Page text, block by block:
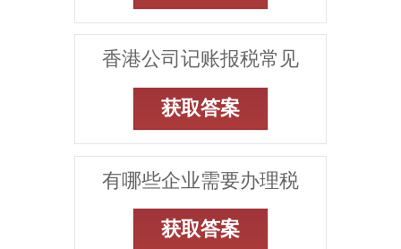
香港公司记账报税常见
获取答案
有哪些企业需要办理税
获取答案